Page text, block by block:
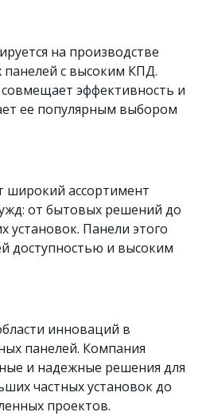
на производстве
панелей с высоким КПД.
эффективность и
ее популярным выбором
широкий ассортимент
от бытовых решений до
установок. Панели этого
доступностью и высоким
инноваций в
панелей. Компания
и надежные решения для
частных установок до
проектов.